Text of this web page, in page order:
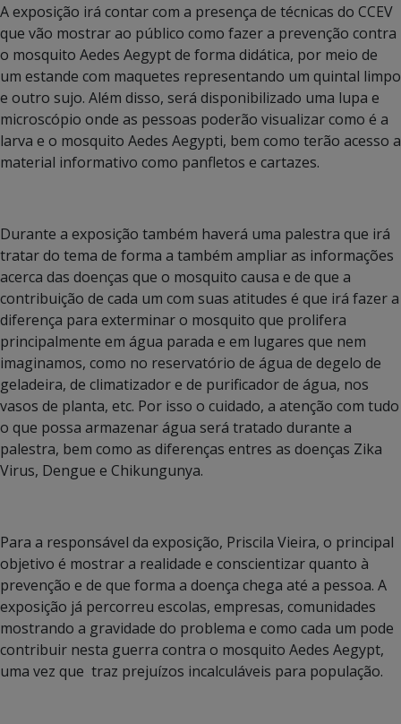
A exposição irá contar com a presença de técnicas do CCEV
que vão mostrar ao público como fazer a prevenção contra
o mosquito Aedes Aegypt de forma didática, por meio de
um estande com maquetes representando um quintal limpo
e outro sujo. Além disso, será disponibilizado uma lupa e
microscópio onde as pessoas poderão visualizar como é a
larva e o mosquito Aedes Aegypti, bem como terão acesso a
material informativo como panfletos e cartazes.
Durante a exposição também haverá uma palestra que irá
tratar do tema de forma a também ampliar as informações
acerca das doenças que o mosquito causa e de que a
contribuição de cada um com suas atitudes é que irá fazer a
diferença para exterminar o mosquito que prolifera
principalmente em água parada e em lugares que nem
imaginamos, como no reservatório de água de degelo de
geladeira, de climatizador e de purificador de água, nos
vasos de planta, etc. Por isso o cuidado, a atenção com tudo
o que possa armazenar água será tratado durante a
palestra, bem como as diferenças entres as doenças Zika
Virus, Dengue e Chikungunya.
Para a responsável da exposição, Priscila Vieira, o principal
objetivo é mostrar a realidade e conscientizar quanto à
prevenção e de que forma a doença chega até a pessoa. A
exposição já percorreu escolas, empresas, comunidades
mostrando a gravidade do problema e como cada um pode
contribuir nesta guerra contra o mosquito Aedes Aegypt,
uma vez que traz prejuízos incalculáveis para população.